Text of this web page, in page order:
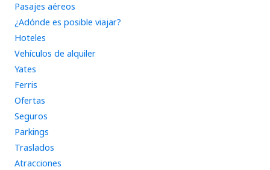
Pasajes aéreos
¿Adónde es posible viajar?
Hoteles
Vehículos de alquiler
Yates
Ferris
Ofertas
Seguros
Parkings
Traslados
Atracciones